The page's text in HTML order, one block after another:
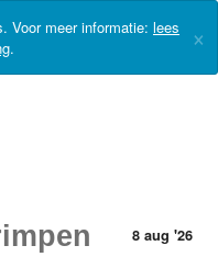
Voor meer informatie: lees
. ×
8 aug '26